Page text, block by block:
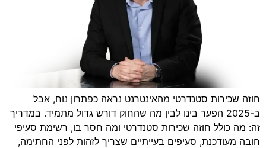
חוזה שכירות סטנדרטי מהאינטרנט נראה כפתרון נוח, אבל
ב-2025 הפער בינו לבין מה שהחוק דורש גדול מתמיד. במדריך
זה: מה כולל חוזה שכירות סטנדרטי ומה חסר בו, רשימת סעיפי
חובה מעודכנת, סעיפים בעייתיים שצריך לזהות לפני החתימה,